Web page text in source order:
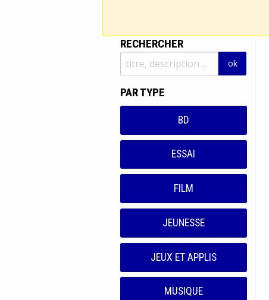
RECHERCHER
PAR TYPE
BD
ESSAI
FILM
JEUNESSE
JEUX ET APPLIS
MUSIQUE